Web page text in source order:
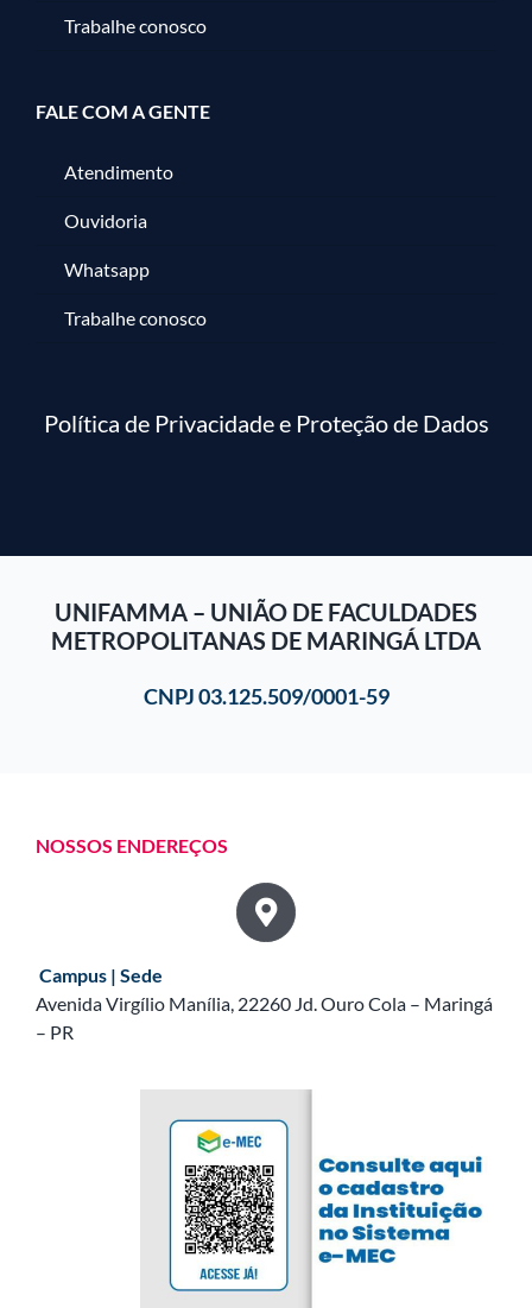
Trabalhe conosco
FALE COM A GENTE
Atendimento
Ouvidoria
Whatsapp
Trabalhe conosco
Política de Privacidade e Proteção de Dados
UNIFAMMA – UNIÃO DE FACULDADES
METROPOLITANAS DE MARINGÁ LTDA
CNPJ 03.125.509/0001-59
NOSSOS ENDEREÇOS
Campus | Sede
Avenida Virgílio Manília, 22260 Jd. Ouro Cola – Maringá
– PR